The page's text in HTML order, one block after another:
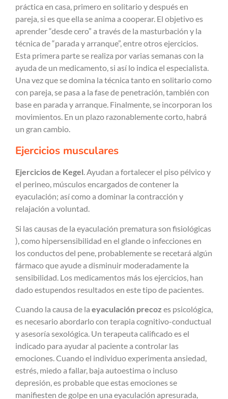
práctica en casa, primero en solitario y después en
pareja, si es que ella se anima a cooperar. El objetivo es
aprender “desde cero” a través de la masturbación y la
técnica de “parada y arranque”, entre otros ejercicios.
Esta primera parte se realiza por varias semanas con la
ayuda de un medicamento, si así lo indica el especialista.
Una vez que se domina la técnica tanto en solitario como
con pareja, se pasa a la fase de penetración, también con
base en parada y arranque. Finalmente, se incorporan los
movimientos. En un plazo razonablemente corto, habrá
un gran cambio.
Ejercicios musculares
Ejercicios de Kegel. Ayudan a fortalecer el piso pélvico y
el perineo, músculos encargados de contener la
eyaculación; así como a dominar la contracción y
relajación a voluntad.
Si las causas de la eyaculación prematura son fisiológicas
), como hipersensibilidad en el glande o infecciones en
los conductos del pene, probablemente se recetará algún
fármaco que ayude a disminuir moderadamente la
sensibilidad. Los medicamentos más los ejercicios, han
dado estupendos resultados en este tipo de pacientes.
Cuando la causa de la eyaculación precoz es psicológica,
es necesario abordarlo con terapia cognitivo-conductual
y asesoría sexológica. Un terapeuta calificado es el
indicado para ayudar al paciente a controlar las
emociones. Cuando el individuo experimenta ansiedad,
estrés, miedo a fallar, baja autoestima o incluso
depresión, es probable que estas emociones se
manifiesten de golpe en una eyaculación apresurada,